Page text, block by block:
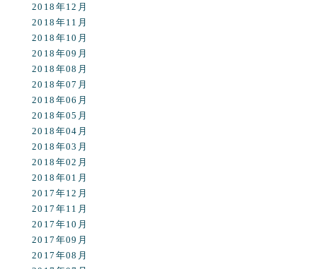
2018年12月
2018年11月
2018年10月
2018年09月
2018年08月
2018年07月
2018年06月
2018年05月
2018年04月
2018年03月
2018年02月
2018年01月
2017年12月
2017年11月
2017年10月
2017年09月
2017年08月